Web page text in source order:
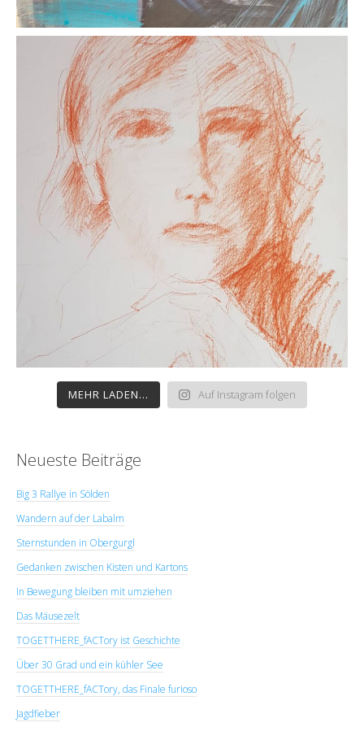
MEHR LADEN... Auf Instagram folgen
Neueste Beiträge
Big 3 Rallye in Sölden
Wandern auf der Labalm
Sternstunden in Obergurgl
Gedanken zwischen Kisten und Kartons
In Bewegung bleiben mit umziehen
Das Mäusezelt
TOGETTHERE_fACTory ist Geschichte
Über 30 Grad und ein kühler See
TOGETTHERE_fACTory, das Finale furioso
Jagdfieber